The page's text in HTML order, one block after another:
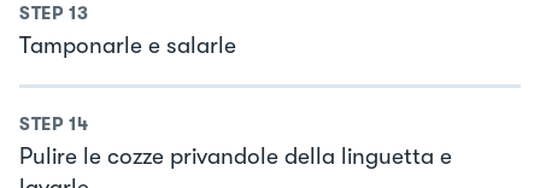
STEP 13
Tamponarle e salarle
STEP 14
Pulire le cozze privandole della linguetta e